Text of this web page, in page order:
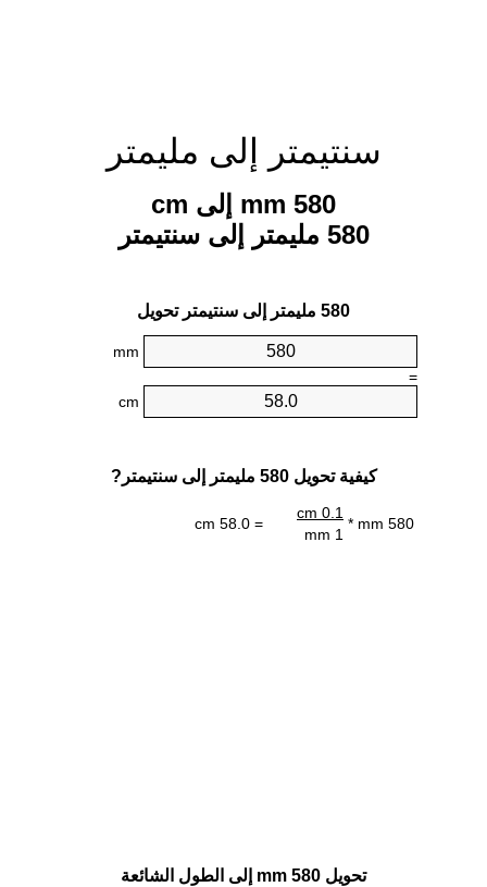
سنتيمتر إلى مليمتر
580 mm إلى cm
580 مليمتر إلى سنتيمتر
580 مليمتر إلى سنتيمتر تحويل
mm
=
cm
كيفية تحويل 580 مليمتر إلى سنتيمتر?
580 mm *
0.1 cm
= 58.0 cm
1 mm
تحويل 580 mm إلى الطول الشائعة